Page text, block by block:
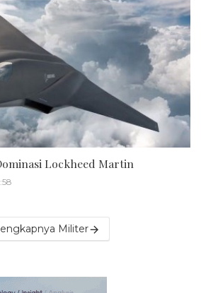
Lockheed Martin
Militer